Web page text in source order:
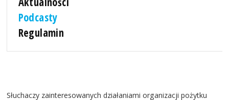
Podcasty
Regulamin
Słuchaczy zainteresowanych działaniami organizacji pożytku